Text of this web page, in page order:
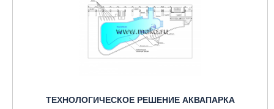
ТЕХНОЛОГИЧЕСКОЕ РЕШЕНИЕ АКВАПАРКА